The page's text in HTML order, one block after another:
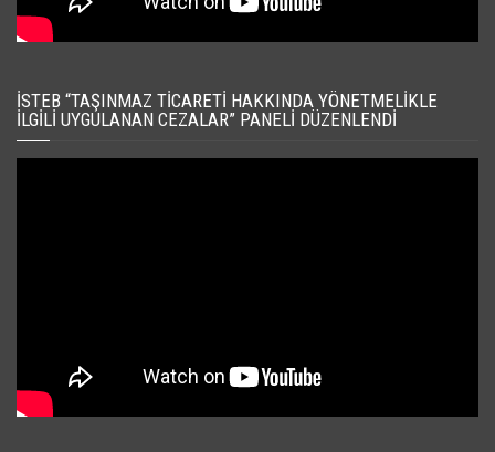
İSTEB “TAŞINMAZ TICARETI HAKKINDA YÖNETMELIKLE
İLGILI UYGULANAN CEZALAR” PANELI DÜZENLENDI